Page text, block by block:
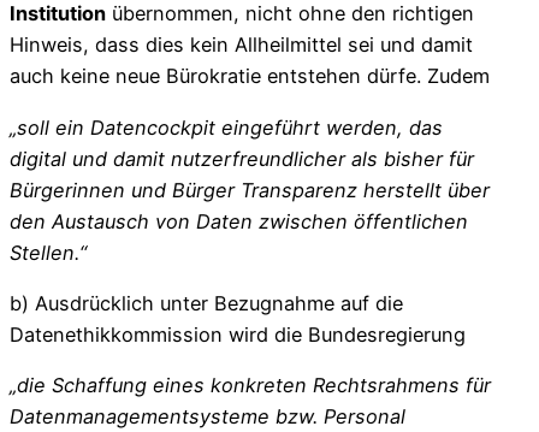
Institution übernommen, nicht ohne den richtigen
Hinweis, dass dies kein Allheilmittel sei und damit
auch keine neue Bürokratie entstehen dürfe. Zudem
„soll ein Datencockpit eingeführt werden, das
digital und damit nutzerfreundlicher als bisher für
Bürgerinnen und Bürger Transparenz herstellt über
den Austausch von Daten zwischen öffentlichen
Stellen.“
b) Ausdrücklich unter Bezugnahme auf die
Datenethikkommission wird die Bundesregierung
„die Schaffung eines konkreten Rechtsrahmens für
Datenmanagementsysteme bzw. Personal